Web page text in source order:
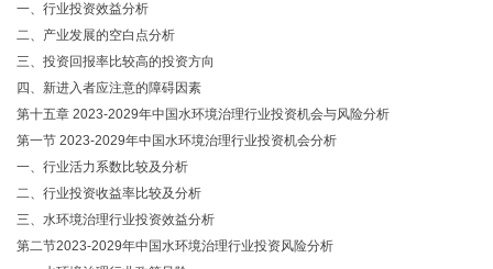
一、行业投资效益分析
二、产业发展的空白点分析
三、投资回报率比较高的投资方向
四、新进入者应注意的障碍因素
第十五章 2023-2029年中国水环境治理行业投资机会与风险分析
第一节 2023-2029年中国水环境治理行业投资机会分析
一、行业活力系数比较及分析
二、行业投资收益率比较及分析
三、水环境治理行业投资效益分析
第二节2023-2029年中国水环境治理行业投资风险分析